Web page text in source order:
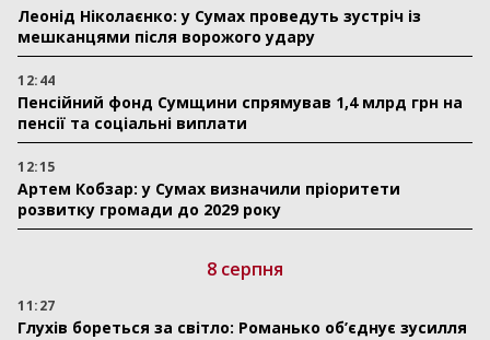
Леонід Ніколаєнко: у Сумах проведуть зустріч із
мешканцями після ворожого удару
12:44
Пенсійний фонд Сумщини спрямував 1,4 млрд грн на
пенсії та соціальні виплати
12:15
Артем Кобзар: у Сумах визначили пріоритети
розвитку громади до 2029 року
8 серпня
11:27
Глухів бореться за світло: Романько об’єднує зусилля